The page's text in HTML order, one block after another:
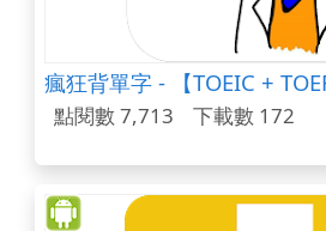
瘋狂背單字 - 【TOEIC +
點閱數 7,713 下載數 172